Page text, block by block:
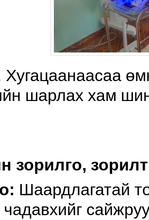
Хугацаанаасаа
шарлах хам
зорилго, зорилт
Шаардлагатай
чадавхийг